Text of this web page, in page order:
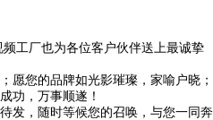
工厂也为各位客户伙伴送上最诚挚
愿您的品牌如光影璀璨，家喻户晓；
功，万事顺遂！
发，随时等候您的召唤，与您一同奔